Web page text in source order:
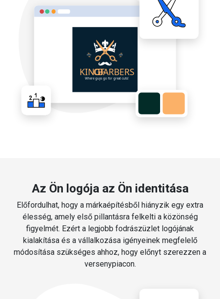
Az Ön logója az Ön identitása
Előfordulhat, hogy a márkaépítésből hiányzik egy extra
élesség, amely első pillantásra felkelti a közönség
figyelmét. Ezért a legjobb fodrászüzlet logójának
kialakítása és a vállalkozása igényeinek megfelelő
módosítása szükséges ahhoz, hogy előnyt szerezzen a
versenypiacon.